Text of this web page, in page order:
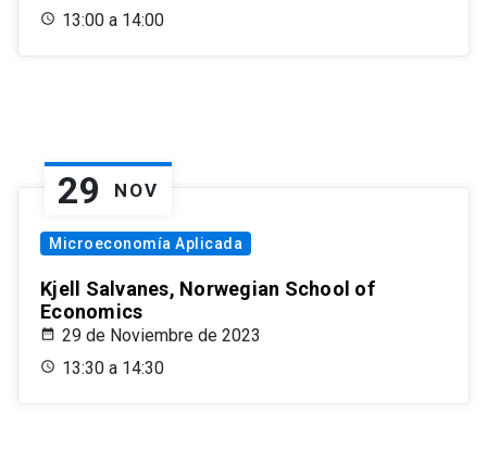
13:00 a 14:00
29 NOV
Microeconomía Aplicada
Kjell Salvanes, Norwegian School of
Economics
29 de Noviembre de 2023
13:30 a 14:30